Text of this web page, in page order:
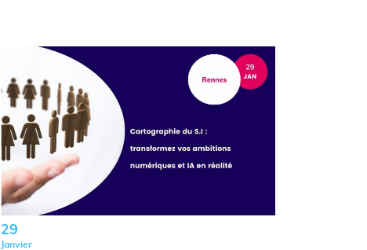
29
Janvier